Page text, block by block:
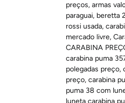
preços,armas
paraguai, beretta
rossi usada,
mercado livre,
CARABINA
carabina puma
polegadas preço,
preço,carabina
puma 38 com
luneta carabina